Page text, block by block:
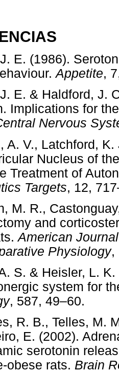
E. (1986).
Appetite,
E. & Haldford, J.
Implications for
Nervous
A. V., Latchford,
Nucleus of
Treatment of
Targets, 12,
M. R.,
and
American
Physiology,
S. & Heisler, L.
system for
, 587, 49–60.
R. B., Telles, M.
E. (2002).
serotonin
obese rats. Brain